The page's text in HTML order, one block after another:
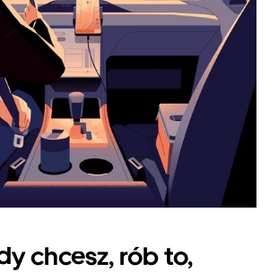
chcesz, rób to,